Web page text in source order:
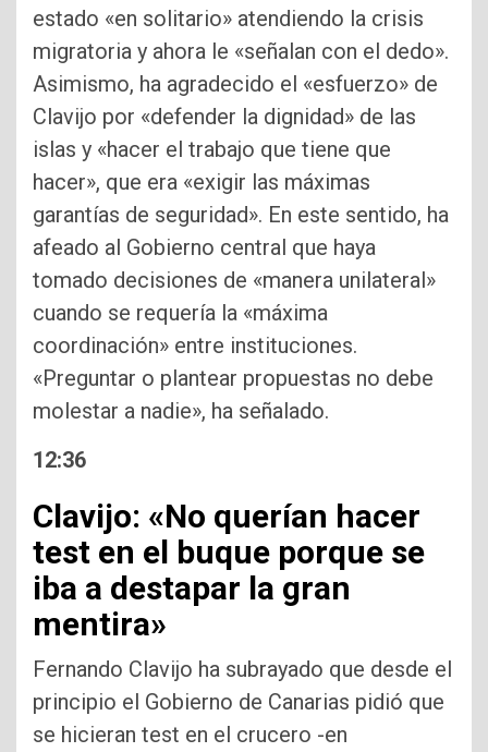
estado «en solitario» atendiendo la crisis
migratoria y ahora le «señalan con el dedo».
Asimismo, ha agradecido el «esfuerzo» de
Clavijo por «defender la dignidad» de las
islas y «hacer el trabajo que tiene que
hacer», que era «exigir las máximas
garantías de seguridad». En este sentido, ha
afeado al Gobierno central que haya
tomado decisiones de «manera unilateral»
cuando se requería la «máxima
coordinación» entre instituciones.
«Preguntar o plantear propuestas no debe
molestar a nadie», ha señalado.
12:36
Clavijo: «No querían hacer
test en el buque porque se
iba a destapar la gran
mentira»
Fernando Clavijo ha subrayado que desde el
principio el Gobierno de Canarias pidió que
se hicieran test en el crucero -en